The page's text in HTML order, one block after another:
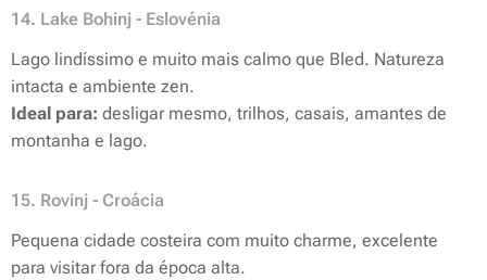
14. Lake Bohinj - Eslovénia
Lago lindíssimo e muito mais calmo que Bled. Natureza
intacta e ambiente zen.
Ideal para: desligar mesmo, trilhos, casais, amantes de
montanha e lago.
15. Rovinj - Croácia
Pequena cidade costeira com muito charme, excelente
para visitar fora da época alta.